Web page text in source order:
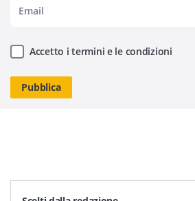
Accetto i termini e le condizioni